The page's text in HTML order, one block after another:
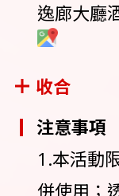
逸廊大廳
收合
注意事項
1.本活動
併使用；